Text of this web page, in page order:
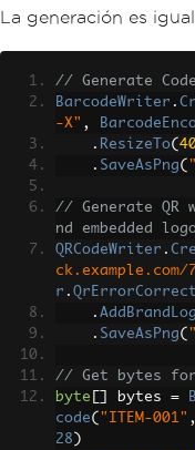
or high-
options =
{
"multi-
La generación es
// Generate
BarcodeWriter .
-X" ,
. ResizeTo(
. SaveAsPng(
// Generate
nd embedded
QRCodeWriter .
ck.example.com/
r .
.
. SaveAsPng(
// Get bytes for
byte
bytes =
code( "ITEM-001" ,
28 )